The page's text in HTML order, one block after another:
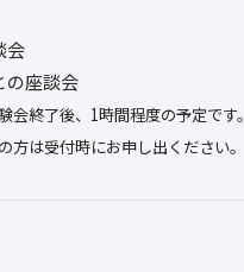
会
の座談会
会終了後、1時間程度の予定です。
方は受付時にお申し出ください。